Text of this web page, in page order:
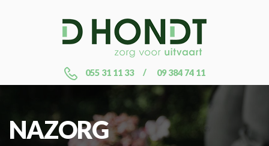
055 31 11 33 09 384 74 11
NAZORG